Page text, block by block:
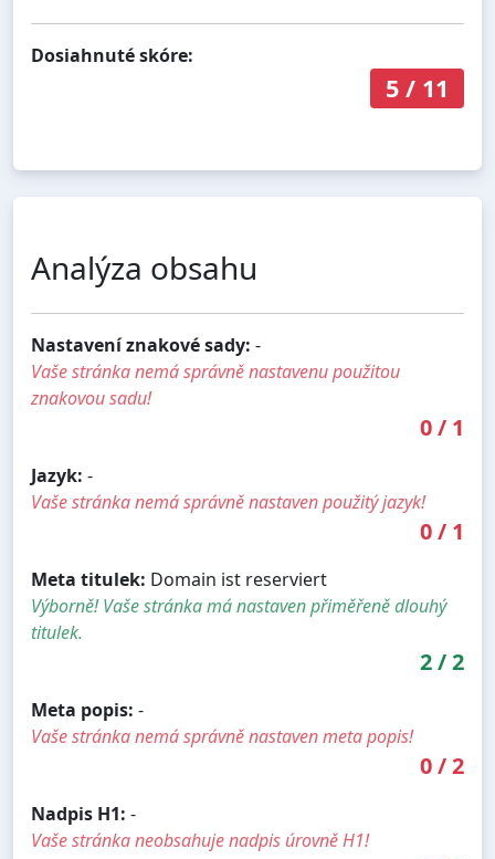
Dosiahnuté skóre:
5/ 11
Analýza obsahu
Nastavení znakové sady: -
Vaše stránka nemá správně nastavenu použitou
znakovou sadu!
0/ 1
Jazyk: -
Vaše stránka nemá správně nastaven použitý jazyk!
0/ 1
Meta titulek: Domain ist reserviert
Výborně! Vaše stránka má nastaven přiměřeně dlouhý
titulek.
2/2
Meta popis: -
Vaše stránka nemá správně nastaven meta popis!
0/2
Nadpis H1: -
Vaše stránka neobsahuje nadpis úrovně H1!